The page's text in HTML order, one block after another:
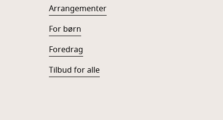
Arrangementer
For børn
Foredrag
Tilbud for alle